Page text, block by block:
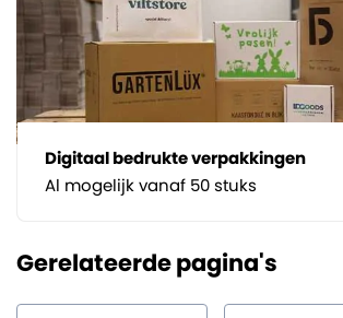
Digitaal bedrukte verpakkingen
Al mogelijk vanaf 50 stuks
Gerelateerde pagina's